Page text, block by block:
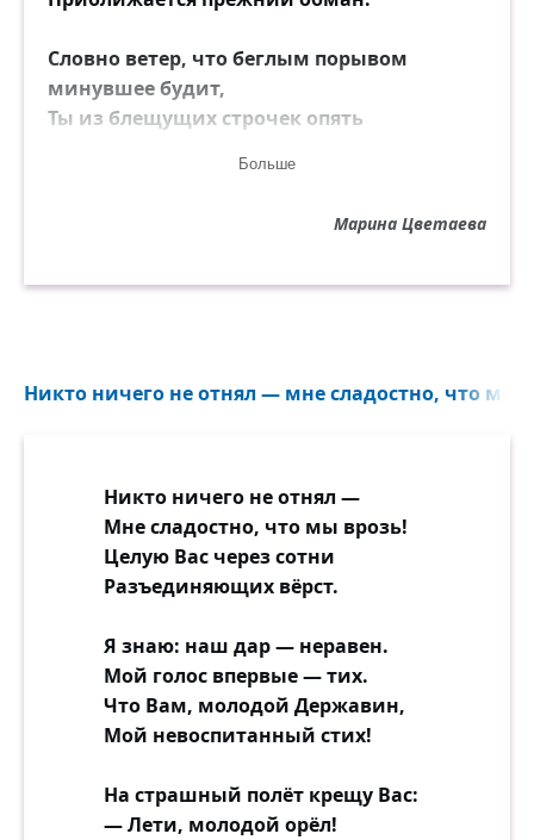
Словно ветер, что беглым порывом
минувшее будит,
Ты из блещущих строчек опять
Всё позволено, всё! Нас дневная тоска не
Кто-то высший нас предал неназванно-
снега и тьмы!)
Больше
Марина Цветаева
Никто ничего не отнял — мне сладостно, что мы
Никто ничего не отнял —
Мне сладостно, что мы врозь!
Целую Вас через сотни
Разъединяющих вёрст.
Я знаю: наш дар — неравен.
Мой голос впервые — тих.
Что Вам, молодой Державин,
Мой невоспитанный стих!
На страшный полёт крещу Вас:
— Лети, молодой орёл!